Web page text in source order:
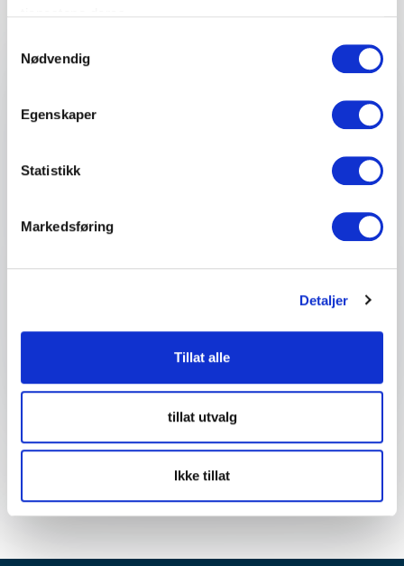
Nødvendig
Egenskaper
Statistikk
Markedsføring
Detaljer
Tillat alle
tillat utvalg
Ikke tillat
Send forespørsel